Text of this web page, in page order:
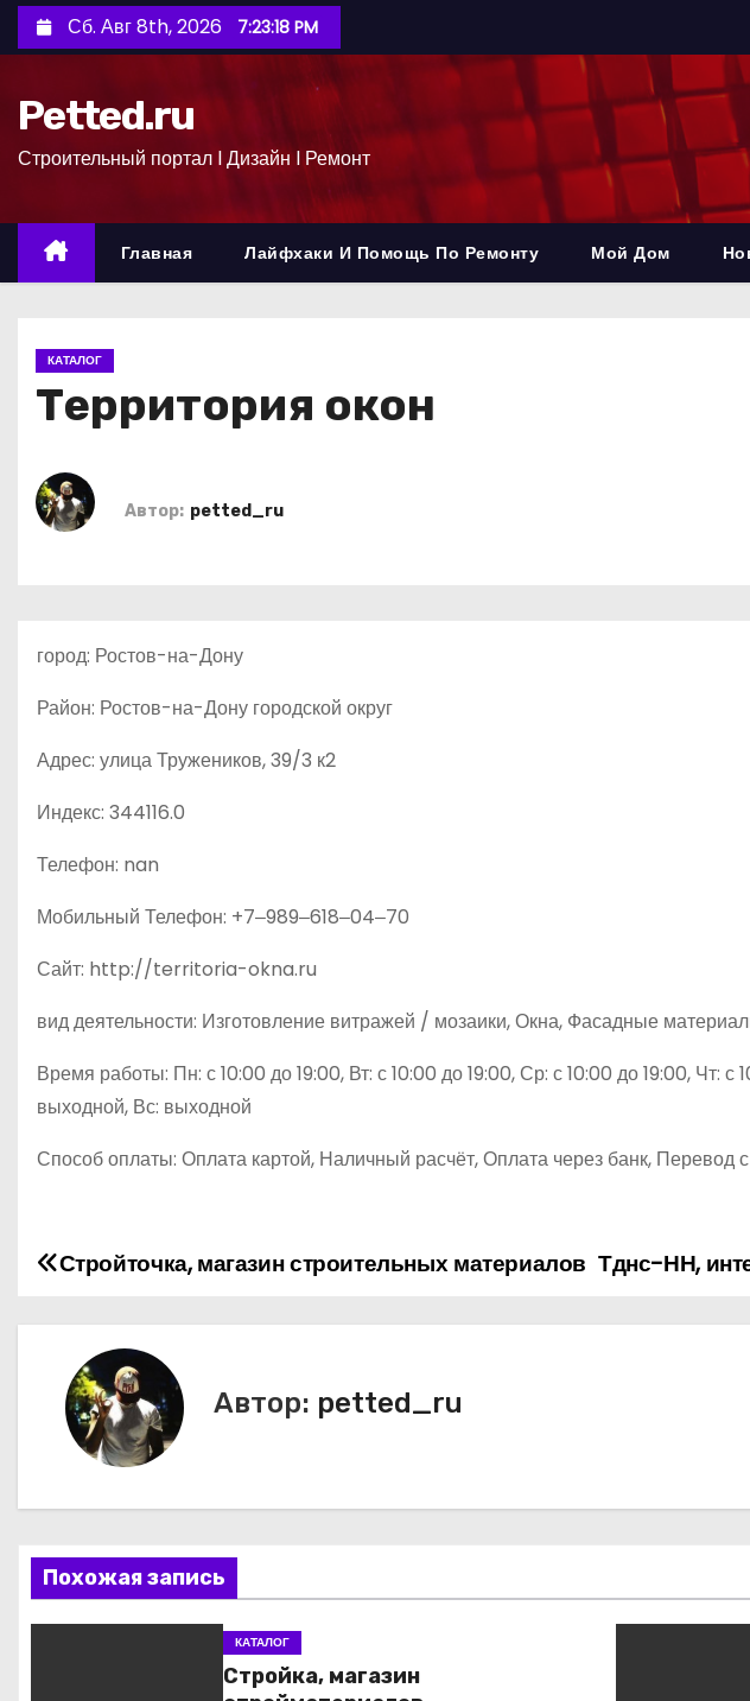
е
с
Сб. Авг 8th, 2026 7:23:19 PM
Petted.ru
Строительный портал l Дизайн l Ремонт
Главная Лайфхаки И Помощь По Ремонту Мой Дом
КАТАЛОГ
Территория окон
Автор: petted_ru
город: Ростов-на-Дону
Район: Ростов-на-Дону городской округ
Адрес: улица Тружеников, 39/3 к2
Индекс: 344116.0
Телефон: nan
Мобильный Телефон: +7‒989‒618‒04‒70
Сайт: http://territoria-okna.ru
вид деятельности: Изготовление витражей / мозаики, Окна, Фасадные
Время работы: Пн: с 10:00 до 19:00, Вт: с 10:00 до 19:00, Ср: с 10:00 до 19:00, Чт: с
выходной, Вс: выходной
Способ оплаты: Оплата картой, Наличный расчёт, Оплата через банк, Перевод
Н
а
а
ц
и
Тднс-НН,
Стройточка, магазин строительных материалов
Автор: petted_ru
Похожая запись
КАТАЛОГ
Стройка, магазин